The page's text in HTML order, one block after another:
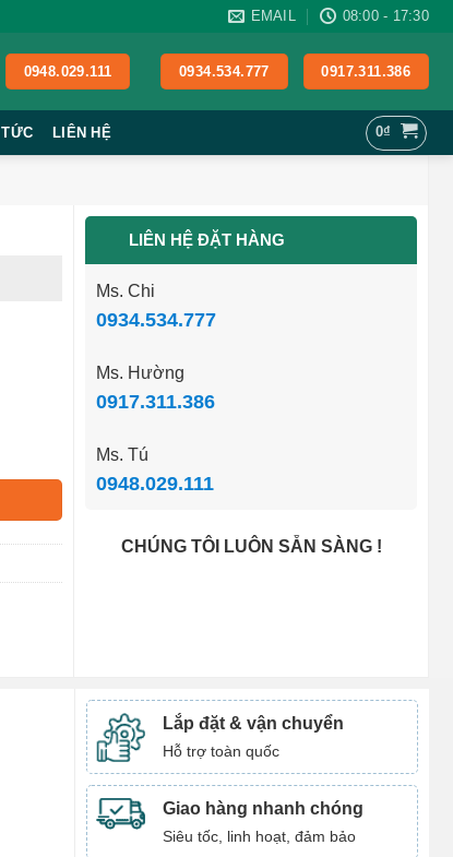
EMAIL 08:00 - 17:30
0948.029.111 0934.534.777 0917.311.386
LIÊN HỆ 0₫
LIÊN HỆ ĐẶT HÀNG
Ms. Chi
0934.534.777
Ms. Hường
0917.311.386
Ms. Tú
0948.029.111
CHÚNG TÔI LUÔN SẴN SÀNG !
Lắp đặt & vận chuyển
Hỗ trợ toàn quốc
Giao hàng nhanh chóng
Siêu tốc, linh hoạt, đảm bảo